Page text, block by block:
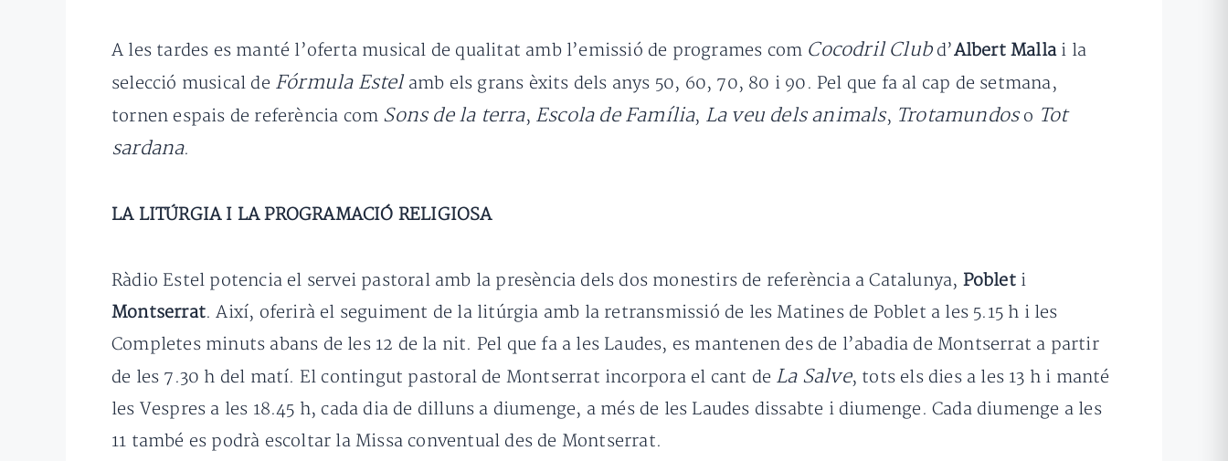
A les tardes es manté l’oferta musical de qualitat amb l’emissió de programes com Cocodril Club d’Albert Malla i la
selecció musical de Fórmula Estel amb els grans èxits dels anys 50, 60, 70, 80 i 90. Pel que fa al cap de setmana,
tornen espais de referència com Sons de la terra, Escola de Família, La veu dels animals, Trotamundoso Tot
sardana.
LA LITÚRGIA I LA PROGRAMACIÓ RELIGIOSA
Ràdio Estel potencia el servei pastoral amb la presència dels dos monestirs de referència a Catalunya, Poblet i
Montserrat. Així, oferirà el seguiment de la litúrgia amb la retransmissió de les Matines de Poblet a les 5.15 h i les
Completes minuts abans de les 12 de la nit. Pel que fa a les Laudes, es mantenen des de l’abadia de Montserrat a partir
de les 7.30 h del matí. El contingut pastoral de Montserrat incorpora el cant de La Salve, tots els dies a les 13 h i manté
les Vespres a les 18.45 h, cada dia de dilluns a diumenge, a més de les Laudes dissabte i diumenge. Cada diumenge a les
11 també es podrà escoltar la Missa conventual des de Montserrat.